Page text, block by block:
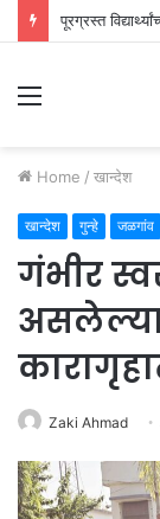
पूरग्रस्त
Menu
Home / खान्देश
खान्देश गुन्हे जळगांव
गंभीर
Zaki Ahmad